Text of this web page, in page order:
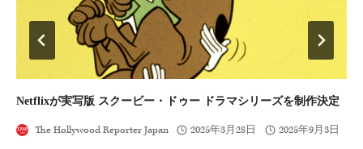
Netflixが実写版 スクービー・ドゥー ドラマシリーズを制作決定
The Hollywood Reporter Japan 2025年3月28日 2025年9月3日